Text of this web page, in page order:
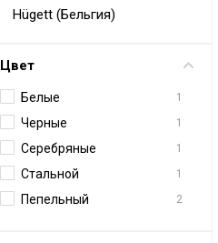
Электрокамины
Тепловые завесы
Калориферы
Инфракрасные обогреватели
Уличные обогреватели
Чаши для костра
Hügett (Бельгия)
Цвет
Белые 1
Черные 1
Серебряные 1
Стальной 1
Пепельный 2